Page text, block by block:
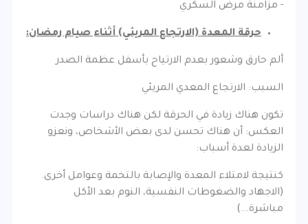
- مزامنة مرض السكري
حرقة المعدة (الارتجاع المريئي) أثناء صيام رمضان:
ألم حارق وشعور بعدم الارتياح بأسفل عظمة الصدر
السبب: الارتجاع المعدي المريئي
تكون هناك زيادة في الحرقة لكن هناك دراسات وجدت
العكس: أن هناك تحسن لدى بعض الأشخاص، ونعزو
الزيادة لعدة أسباب:
كنتيجة لامتلاء المعدة والإصابة بالتخمة وعوامل أخرى.
(الاجهاد والضغوطات النفسية، النوم بعد الأكل
مباشرة...)